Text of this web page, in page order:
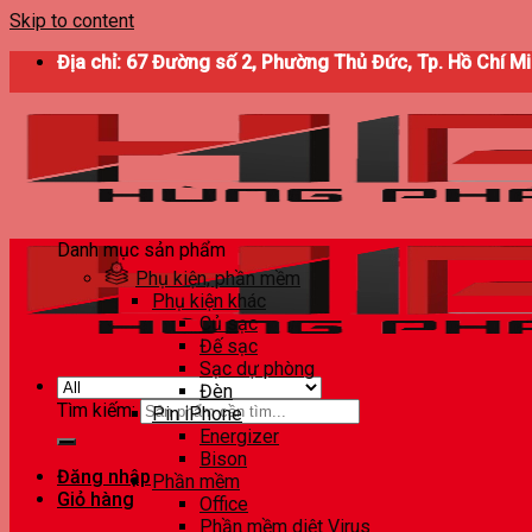
Skip to content
Địa chỉ: 67 Đường số 2, Phường Thủ Đức, Tp. Hồ Chí
Tìm kiếm:
Đăng nhập
Giỏ hàng
Danh mục sản phẩm
Phụ kiện, phần mềm
Phụ kiện khác
Củ sạc
Đế sạc
Sạc dự phòng
Đèn
Pin iPhone
Energizer
Bison
Phần mềm
Office
Phần mềm diệt Virus